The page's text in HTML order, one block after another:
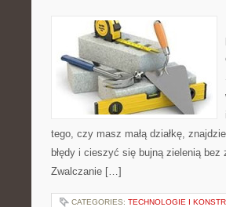
tego, czy masz małą działkę,
błędy i cieszyć się bujną zielenią
Zwalczanie […]
CATEGORIES: TECHNOLOGIE I